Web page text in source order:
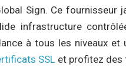
Sign. Ce
infrastructure
à tous les niveaux et
SSL et profitez des